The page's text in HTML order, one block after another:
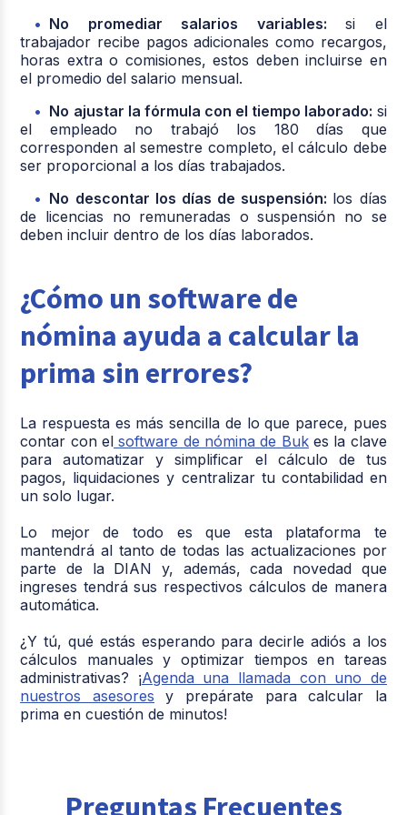
No promediar salarios variables:si el
trabajador recibe pagos adicionales como recargos,
horas extra o comisiones, estos deben incluirse en
el promedio del salario mensual.
No ajustar la fórmula con el tiempo laborado: si
el empleado no trabajó los 180 días que
corresponden al semestre completo, el cálculo debe
ser proporcional a los días trabajados.
No descontar los días de suspensión: los días
de licencias no remuneradas o suspensión no se
deben incluir dentro de los días laborados.
¿Cómo un software de
nómina ayuda a calcular la
prima sin errores?
La respuesta es más sencilla de lo que parece, pues
contar con el software de nómina de Bukes la clave
para automatizar y simplificar el cálculo de tus
pagos, liquidaciones y centralizar tu contabilidad en
un solo lugar.
Lo mejor de todo es que esta plataforma te
mantendrá al tanto de todas las actualizaciones por
parte de la DIAN y, además, cada novedad que
ingreses tendrá sus respectivos cálculos de manera
automática.
¿Y tú, qué estás esperando para decirle adiós a los
cálculos manuales y optimizar tiempos en tareas
administrativas? ¡Agenda una llamada con uno de
nuestros asesores y prepárate para calcular la
prima en cuestión de minutos!
Preguntas Frecuentes